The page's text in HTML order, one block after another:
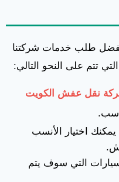
طلب خدمات شركتنا
تتم على النحو التالي:
نقل عفش الكويت
يمكنك اختيار الأنسب
التي سوف يتم